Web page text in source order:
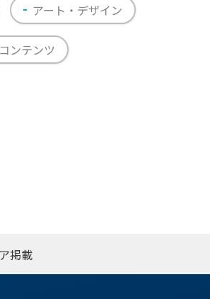
アート・デザイン
ンテンツ
掲載